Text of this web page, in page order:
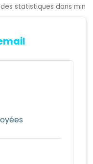
statistiques dans min